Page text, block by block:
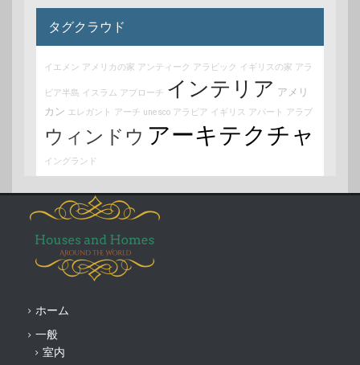
タグクラウド
イエメン アメリカの家 アンティーク アラビック イギリスの家 アラ
ビア半島 イスラム アプローチ インテリア アメリ
カン エレガント アーチ unesco アラビア イギリス アパート アラブ
ウィンドウ アーキテクチャ
イングランド
ホーム
一般
室内